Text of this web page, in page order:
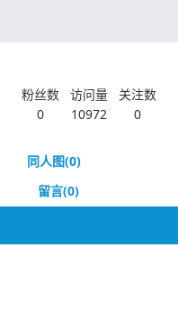
粉丝数
0
访问量
10972
关注数
0
同人图(0)
留言(0)